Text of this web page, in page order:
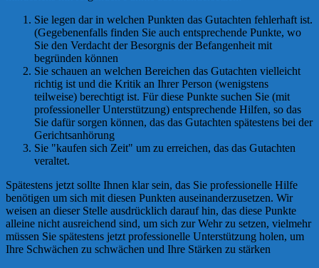
Sie legen dar in welchen Punkten das Gutachten fehlerhaft ist.
(Gegebenenfalls finden Sie auch entsprechende Punkte, wo
Sie den Verdacht der Besorgnis der Befangenheit mit
begründen können
Sie schauen an welchen Bereichen das Gutachten vielleicht
richtig ist und die Kritik an Ihrer Person (wenigstens
teilweise) berechtigt ist. Für diese Punkte suchen Sie (mit
professioneller Unterstützung) entsprechende Hilfen, so das
Sie dafür sorgen können, das das Gutachten spätestens bei der
Gerichtsanhörung
Sie "kaufen sich Zeit" um zu erreichen, das das Gutachten
veraltet.
Spätestens jetzt sollte Ihnen klar sein, das Sie professionelle Hilfe
benötigen um sich mit diesen Punkten auseinanderzusetzen. Wir
weisen an dieser Stelle ausdrücklich darauf hin, das diese Punkte
alleine nicht ausreichend sind, um sich zur Wehr zu setzen, vielmehr
müssen Sie spätestens jetzt professionelle Unterstützung holen, um
Ihre Schwächen zu schwächen und Ihre Stärken zu stärken